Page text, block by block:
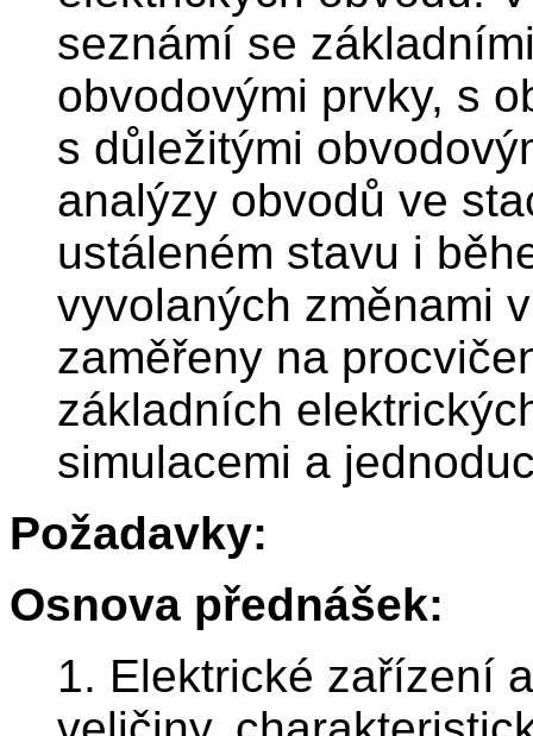
seznámí se
obvodovými prvky, s
s důležitými
analýzy obvodů ve
ustáleném stavu i
vyvolaných změnami
zaměřeny na
základních
simulacemi a
Požadavky:
Osnova přednášek:
1. Elektrické zařízení